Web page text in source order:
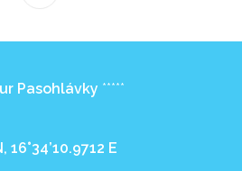
Pasohlávky *****
16°34’10.9712 E